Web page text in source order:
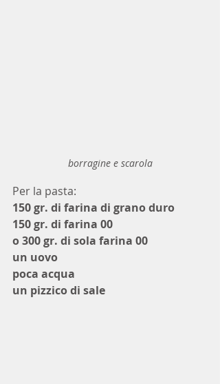
borragine e scarola
Per la pasta:
150 gr. di farina di grano duro
150 gr. di farina 00
o 300 gr. di sola farina 00
un uovo
poca acqua
un pizzico di sale